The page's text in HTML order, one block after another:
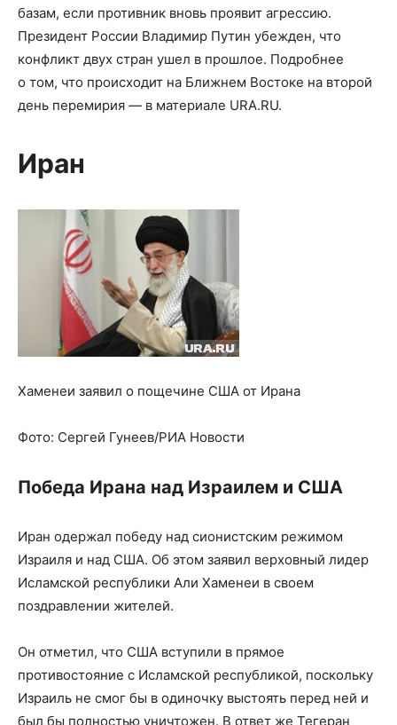
базам, если противник вновь проявит агрессию.
Президент России Владимир Путин убежден, что
конфликт двух стран ушел в прошлое. Подробнее
о том, что происходит на Ближнем Востоке на второй
день перемирия — в материале URA.RU.
Иран
Хаменеи заявил о пощечине США от Ирана
Фото: Сергей Гунеев/РИА Новости
Победа Ирана над Израилем и США
Иран одержал победу над сионистским режимом
Израиля и над США. Об этом заявил верховный лидер
Исламской республики Али Хаменеи в своем
поздравлении жителей.
Он отметил, что США вступили в прямое
противостояние с Исламской республикой, поскольку
Израиль не смог бы в одиночку выстоять перед ней и
был бы полностью уничтожен. В ответ же Тегеран